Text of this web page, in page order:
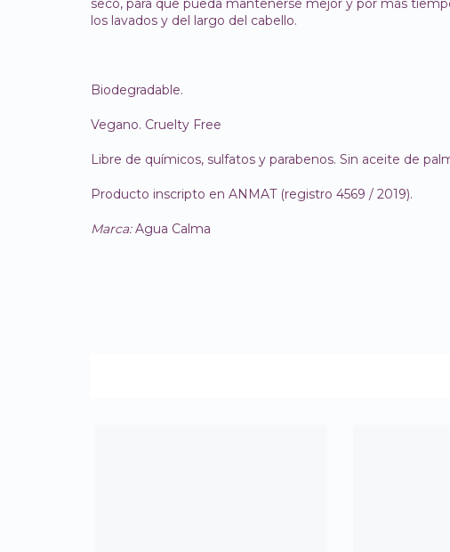
seco, para que pueda mantenerse mejor y por más
los lavados y del largo del cabello.
Biodegradable.
Vegano. Cruelty Free
Libre de químicos, sulfatos y parabenos. Sin aceite de
Producto inscripto en ANMAT (registro 4569 / 2019).
Marca:Agua Calma